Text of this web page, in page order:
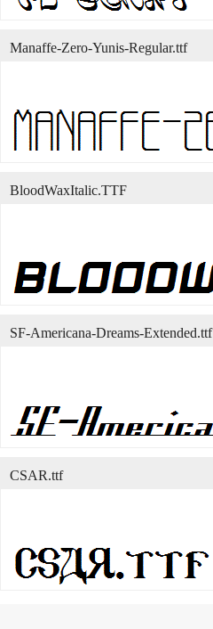
Manaffe-Zero-Yunis-Regular.ttf
BloodWaxItalic.TTF
SF-Americana-Dreams-Extended.ttf
CSAR.ttf